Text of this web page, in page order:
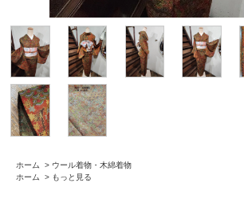
ホーム > ウール着物・木綿着物
ホーム
> もっと見る